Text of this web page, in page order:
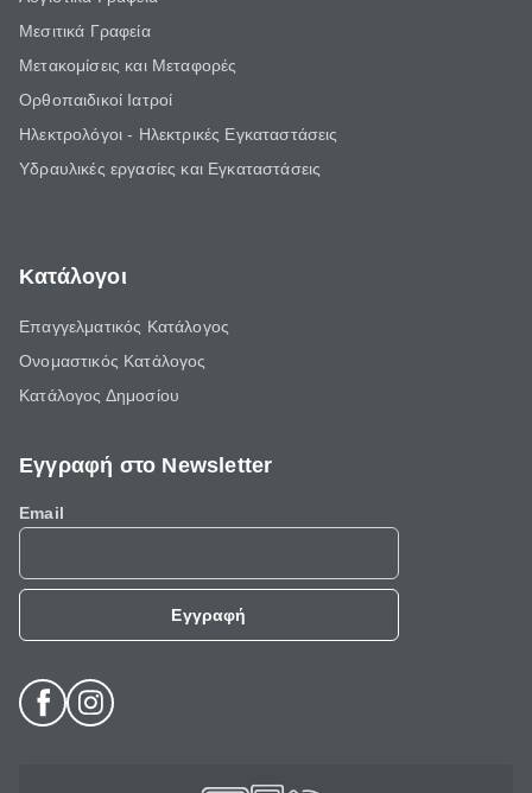
Μεσιτικά Γραφεία
Μετακομίσεις και Μεταφορές
Ορθοπαιδικοί Ιατροί
Ηλεκτρολόγοι - Ηλεκτρικές Εγκαταστάσεις
Υδραυλικές εργασίες και Εγκαταστάσεις
Κατάλογοι
Επαγγελματικός Κατάλογος
Ονομαστικός Κατάλογος
Κατάλογος Δημοσίου
Εγγραφή στο Newsletter
Email
Εγγραφή